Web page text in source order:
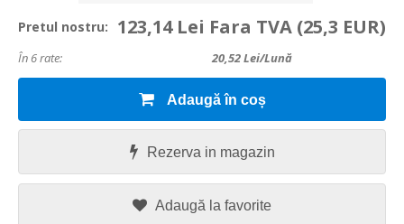
Pretul nostru: 123,14 Lei Fara TVA (25,3 EUR)
În 6 rate: 20,52Lei/lună
Adaugă în coș
Rezerva in magazin
Adaugă la favorite